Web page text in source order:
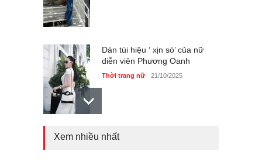
Dàn túi hiệu ‘ xịn sò’ của nữ
diễn viên Phương Oanh
Thời trang nữ 21/10/2025
Mẫu áo khoác đẹp cho phụ
Xem nhiều nhất